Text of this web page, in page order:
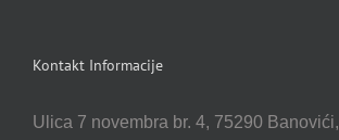
Kontakt Informacije
Ulica 7 novembra br. 4, 75290